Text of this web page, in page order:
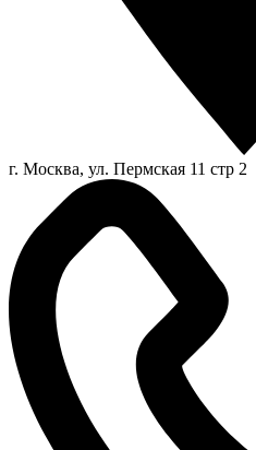
г. Москва, ул. Пермская 11 стр 2